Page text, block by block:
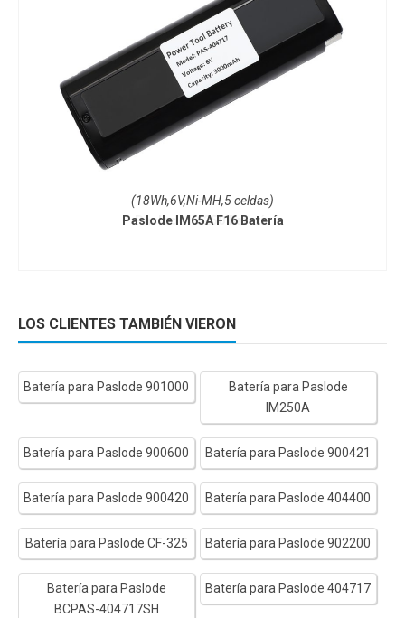
(18Wh,6V,Ni-MH,5 celdas)
Paslode IM65A F16 Batería
LOS CLIENTES TAMBIÉN VIERON
Batería para Paslode 901000
Batería para Paslode
IM250A
Batería para Paslode 900600 Batería para Paslode 900421
Batería para Paslode 900420 Batería para Paslode 404400
Batería para Paslode CF-325 Batería para Paslode 902200
Batería para Paslode
BCPAS-404717SH
Batería para Paslode 404717